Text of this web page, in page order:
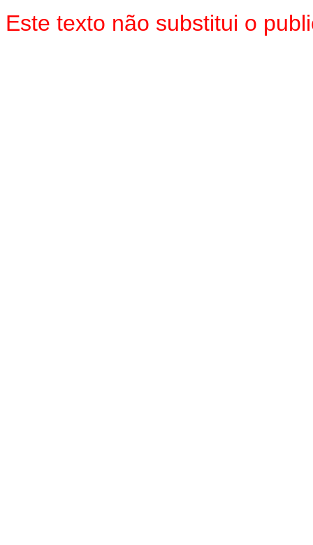
Este texto não substitui o